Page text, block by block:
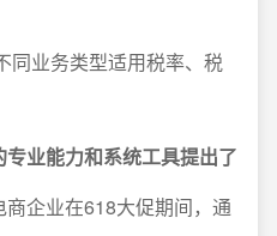
同业务类型适用税率、税
业能力和系统工具提出了
企业在618大促期间，通